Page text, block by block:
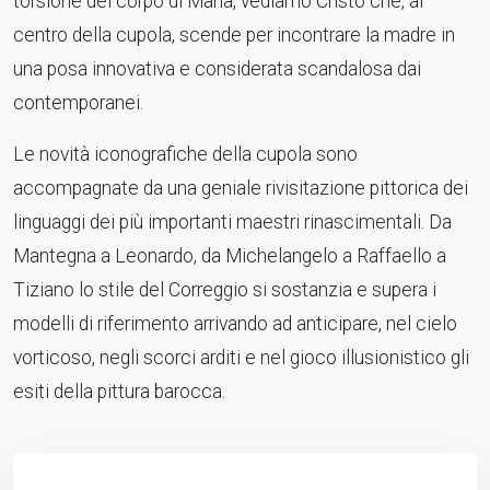
centro della cupola, scende per incontrare la madre in
una posa innovativa e considerata scandalosa dai
contemporanei.
Le novità iconografiche della cupola sono
accompagnate da una geniale rivisitazione pittorica dei
linguaggi dei più importanti maestri rinascimentali. Da
Mantegna a Leonardo, da Michelangelo a Raffaello a
Tiziano lo stile del Correggio si sostanzia e supera i
modelli di riferimento arrivando ad anticipare, nel cielo
vorticoso, negli scorci arditi e nel gioco illusionistico gli
esiti della pittura barocca.